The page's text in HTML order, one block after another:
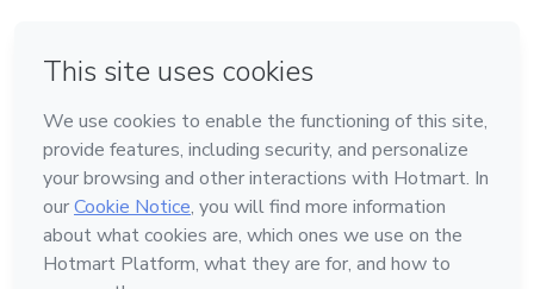
Feito com ❤ na Cidade do México
Conheça a Hotmart
Idioma